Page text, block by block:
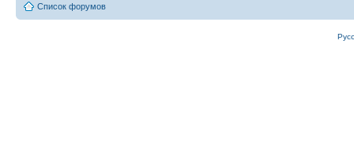
Список форумов